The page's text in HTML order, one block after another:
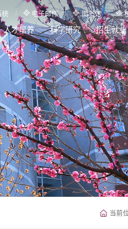
统 电子邮件 图书馆
人才培养 科学研究 招生就业
当前